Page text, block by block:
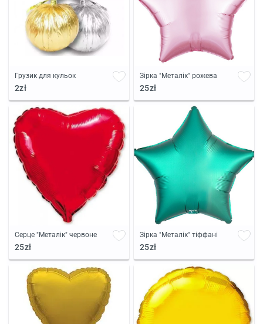
Грузик для кульок
2zł
Зірка "Металік" рожева
25zł
Серце "Металік" червоне
25zł
Зірка "Металік" тіффані
25zł